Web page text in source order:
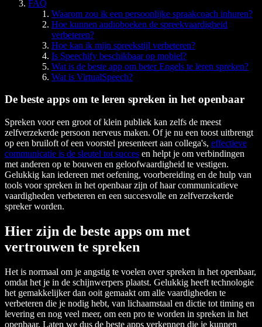
FAQ
Waarom zou ik een persoonlijke spraakcoach inhuren?
Hoe kunnen audioboeken de spreekvaardigheid
verbeteren?
Hoe kan ik mijn spreekstijl verbeteren?
Is Speechify beschikbaar op mobiel?
Wat is de beste app om beter Engels te leren spreken?
Wat is VirtualSpeech?
De beste apps om te leren spreken in het openbaar
Spreken voor een groot of klein publiek kan zelfs de meest
zelfverzekerde persoon nerveus maken. Of je nu een toost uitbrengt
op een bruiloft of een voorstel presenteert aan collega's, effectieve
communicatie is de sleutel tot succes en helpt je om verbindingen
met anderen op te bouwen en geloofwaardigheid te vestigen.
Gelukkig kan iedereen met oefening, voorbereiding en de hulp van
tools voor spreken in het openbaar zijn of haar communicatieve
vaardigheden verbeteren en een succesvolle en zelfverzekerde
spreker worden.
Hier zijn de beste apps om met
vertrouwen te spreken
Het is normaal om je angstig te voelen over spreken in het openbaar,
omdat het je in de schijnwerpers plaatst. Gelukkig heeft technologie
het gemakkelijker dan ooit gemaakt om alle vaardigheden te
verbeteren die je nodig hebt, van lichaamstaal en dictie tot timing en
levering en nog veel meer, om een pro te worden in spreken in het
openbaar. Laten we dus de beste apps verkennen die je kunnen